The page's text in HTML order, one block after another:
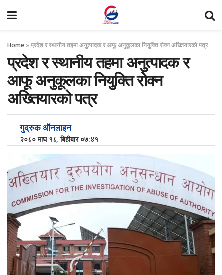
Home »प्रदेश र स्थानीय तहमा अनुत्पादक र आफू अनुकूलका नियुक्ति रोक्न अख्तियारको पत्र
प्रदेश र स्थानीय तहमा अनुत्पादक र
आफू अनुकूलका नियुक्ति रोक्न
अख्तियारको पत्र
गुद्रुक ऑनलाइन
२०८० माघ १८, बिहीबार ०७:४१